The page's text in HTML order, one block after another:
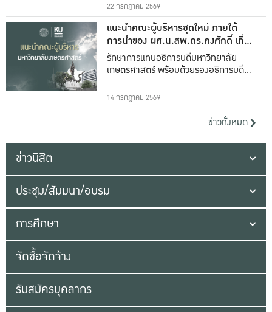
22 กรกฎาคม 2569
แนะนำคณะผู้บริหารชุดใหม่ ภายใต้
การนำของ ผศ.น.สพ.ดร.คงศักดิ์ เที่ยง
ธรรม
รักษาการแทนอธิการบดีมหาวิทยาลัย
เกษตรศาสตร์ พร้อมด้วยรองอธิการบดีทั้ง
14 กรกฎาคม 2569
ข่าวทั้งหมด
ข่าวนิสิต
ประชุม/สัมมนา/อบรม
การศึกษา
จัดซื้อจัดจ้าง
รับสมัครบุคลากร